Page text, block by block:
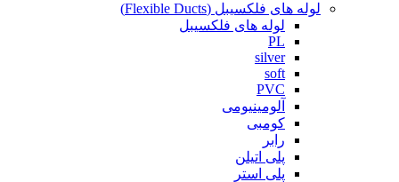
لوله های فلکسیبل (Flexible Ducts)
لوله های فلکسیبل
PL
silver
soft
PVC
آلومینیومی
کومبی
رابر
پلی اتیلن
پلی استر